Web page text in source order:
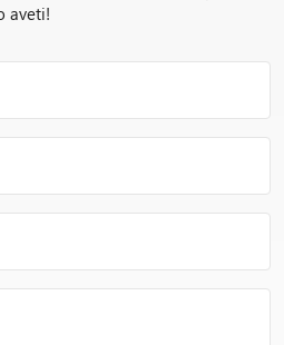
aveti!